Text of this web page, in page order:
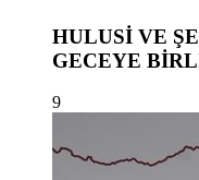
HULUSİ VE
GECEYE
9